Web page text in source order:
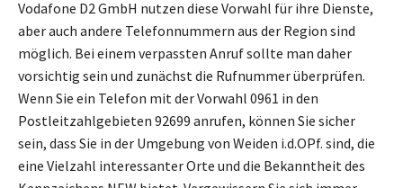
Vodafone D2 GmbH nutzen diese Vorwahl für ihre Dienste,
aber auch andere Telefonnummern aus der Region sind
möglich. Bei einem verpassten Anruf sollte man daher
vorsichtig sein und zunächst die Rufnummer überprüfen.
Wenn Sie ein Telefon mit der Vorwahl 0961 in den
Postleitzahlgebieten 92699 anrufen, können Sie sicher
sein, dass Sie in der Umgebung von Weiden i.d.OPf. sind, die
eine Vielzahl interessanter Orte und die Bekanntheit des